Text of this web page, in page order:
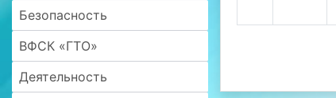
Безопасность
ВФСК «ГТО»
Деятельность